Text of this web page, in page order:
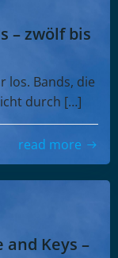
– zwölf bis
los. Bands, die
durch […]
read more
and Keys –